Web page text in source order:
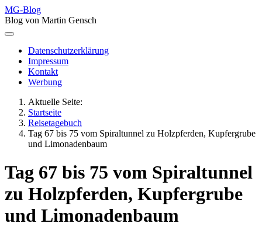
MG-Blog
Blog von Martin Gensch
Datenschutzerklärung
Impressum
Kontakt
Werbung
Aktuelle Seite:
Startseite
Reisetagebuch
Tag 67 bis 75 vom Spiraltunnel zu Holzpferden, Kupfergrube
und Limonadenbaum
Tag 67 bis 75 vom Spiraltunnel
zu Holzpferden, Kupfergrube
und Limonadenbaum